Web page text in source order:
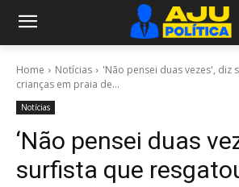
Home Notícias
'Não pensei duas vezes', diz
crianças em praia de...
Notícias
‘Não pensei duas
surfista que